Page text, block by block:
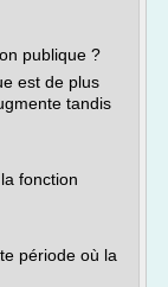
publique ?
est de plus
tandis
fonction
période où la